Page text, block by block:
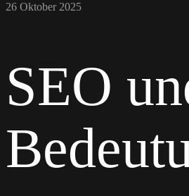
26 Oktober 2025
SEO